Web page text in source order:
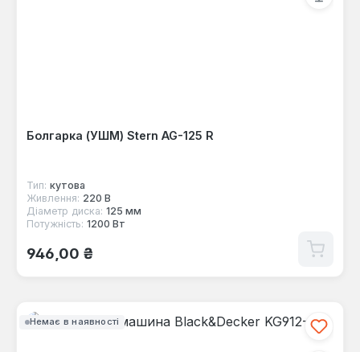
Болгарка (УШМ) Stern AG-125 R
Тип: кутова
Живлення: 220 В
Діаметр диска: 125 мм
Потужність: 1200 Вт
Звичайна ціна:
946,00 ₴
Немає в наявності